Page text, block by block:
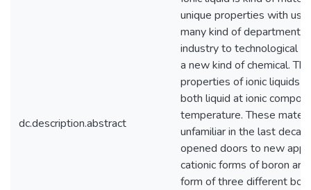
dc.description.abstract
unique properties with
many kind of department
industry to technological
a new kind of chemical.
properties of ionic liquids
both liquid at ionic
temperature. These
unfamiliar in the last
opened doors to new
cationic forms of boron
form of three different